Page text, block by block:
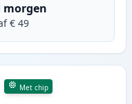
morgen
€ 49
Met chip